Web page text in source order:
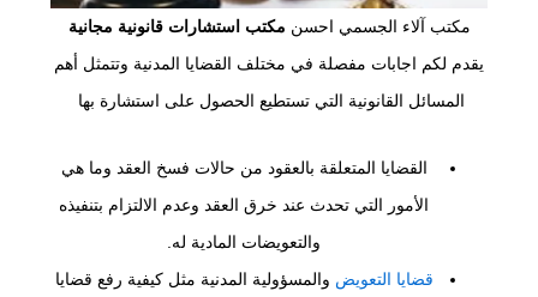
مكتب آلاء الجسمي احسن مكتب استشارات قانونية مجانية
يقدم لكم اجابات مفصلة في مختلف القضايا المدنية وتتمثل أهم
المسائل القانونية التي تستطيع الحصول على استشارة بها
القضايا المتعلقة بالعقود من حالات فسخ العقد وما هي
الأمور التي تحدث عند خرق العقد وعدم الالتزام بتنفيذه
والتعويضات المادية له.
قضايا التعويض والمسؤولية المدنية مثل كيفية رفع قضايا